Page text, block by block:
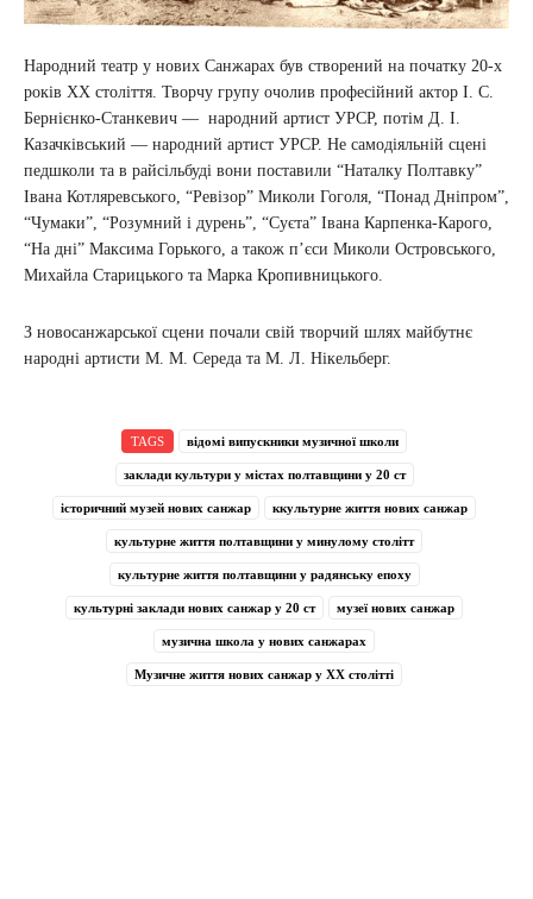
Народний театр у нових Санжарах був створений на початку 20-х
років ХХ століття. Творчу групу очолив професійний актор І. С.
Бернієнко-Станкевич — народний артист УРСР, потім Д. І.
Казачківський — народний артист УРСР. Не самодіяльній сцені
педшколи та в райсільбуді вони поставили “Наталку Полтавку”
Івана Котляревського, “Ревізор” Миколи Гоголя, “Понад Дніпром”,
“Чумаки”, “Розумний і дурень”, “Суєта” Івана Карпенка-Карого,
“На дні” Максима Горького, а також п’єси Миколи Островського,
Михайла Старицького та Марка Кропивницького.
З новосанжарської сцени почали свій творчий шлях майбутнє
народні артисти М. М. Середа та М. Л. Нікельберг.
TAGS відомі випускники музичної школи
заклади культури у містах полтавщини у 20 ст
історичний музей нових санжар ккультурне життя нових санжар
культурне життя полтавщини у минулому столітт
культурне життя полтавщини у радянську епоху
культурні заклади нових санжар у 20 ст музеї нових санжар
музична школа у нових санжарах
Музичне життя нових санжар у ХХ столітті